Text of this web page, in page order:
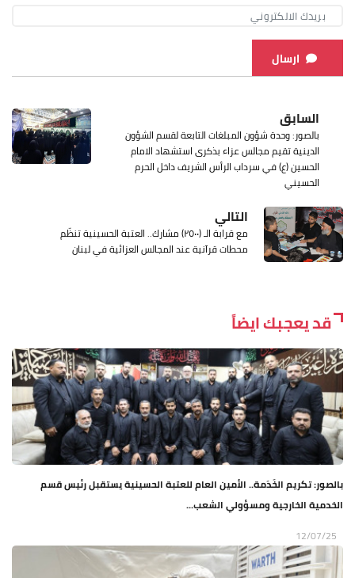
ارسال
السابق
بالصور: وحدة شؤون المبلغات التابعة لقسم الشؤون
الدينية تقيم مجالس عزاء بذكرى استشهاد الامام
الحسين (ع) في سرداب الرأس الشريف داخل الحرم
الحسيني
التالي
مع قرابة الـ (٢٥٠٠) مشارك.. العتبة الحسينية تنظّم
محطات قرآنية عند المجالس العزائية في لبنان
قد يعجبك ايضاً
بالصور: تكريم الخَدَمة.. الأمين العام للعتبة الحسينية يستقبل رئيس قسم
الخدمية الخارجية ومسؤولي الشعب...
12/07/25